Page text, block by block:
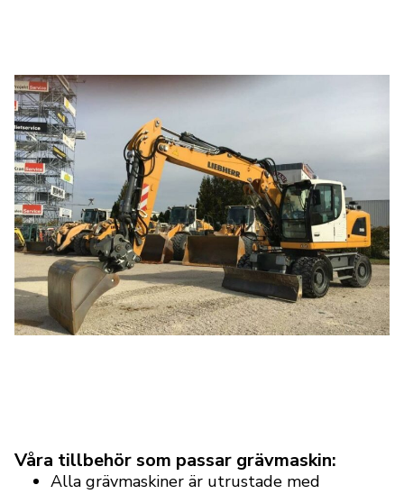
Våra tillbehör som passar grävmaskin:
Alla grävmaskiner är utrustade med